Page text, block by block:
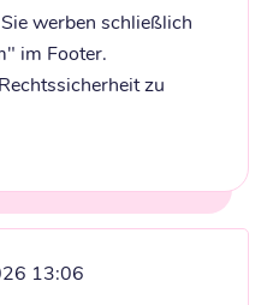
werben schließlich
im Footer.
zu
13:06